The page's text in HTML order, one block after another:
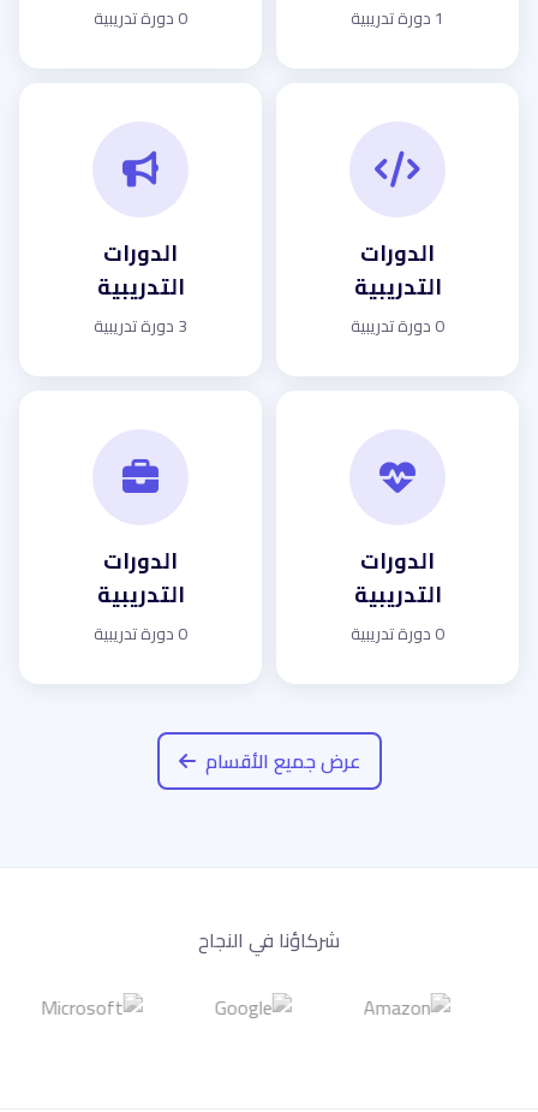
1 دورة تدريبية 0 دورة تدريبية
الدورات
التدريبية
0 دورة تدريبية
الدورات
التدريبية
3 دورة تدريبية
الدورات
التدريبية
0 دورة تدريبية
الدورات
التدريبية
0 دورة تدريبية
عرض جميع الأقسام
شركاؤنا في النجاح